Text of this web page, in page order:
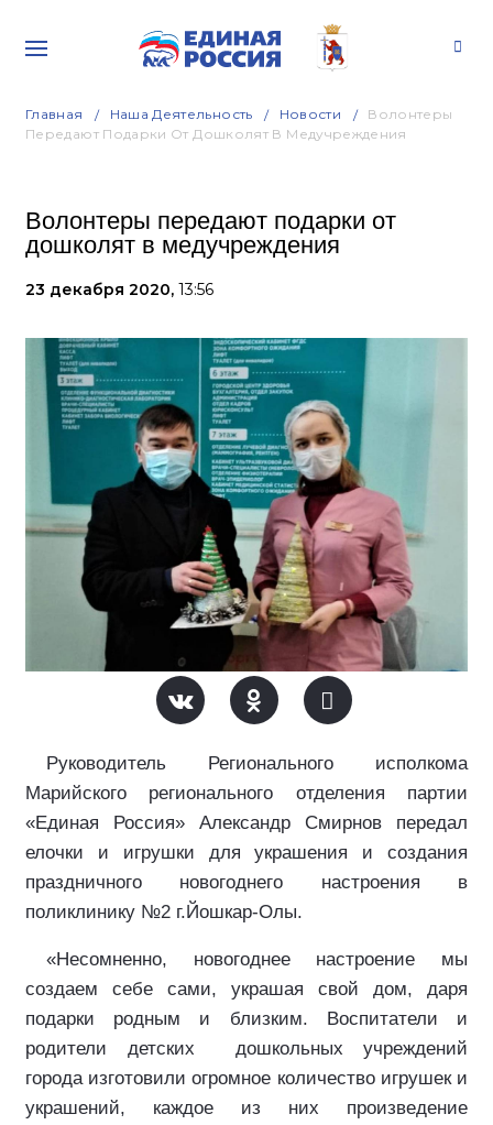
Главная Наша Деятельность Новости
Волонтеры
Передают Подарки От Дошколят В Медучреждения
Волонтеры передают подарки от
дошколят в медучреждения
23 декабря 2020, 13:56
Руководитель Регионального исполкома
Марийского регионального отделения партии
«Единая Россия» Александр Смирнов передал
елочки и игрушки для украшения и создания
праздничного новогоднего настроения в
поликлинику №2 г.Йошкар-Олы.
«Несомненно, новогоднее настроение мы
создаем себе сами, украшая свой дом, даря
подарки родным и близким. Воспитатели и
родители детских
дошкольных учреждений
города изготовили огромное количество игрушек и
украшений, каждое из них произведение